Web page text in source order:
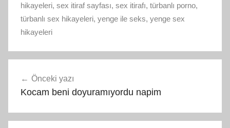
hikayeleri, sex itiraf sayfası, sex itirafı, türbanlı porno,
türbanlı sex hikayeleri, yenge ile seks, yenge sex
hikayeleri
gezinmesi
Önceki yazı
Kocam beni doyuramıyordu napim